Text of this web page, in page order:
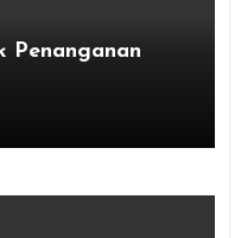
Penanganan